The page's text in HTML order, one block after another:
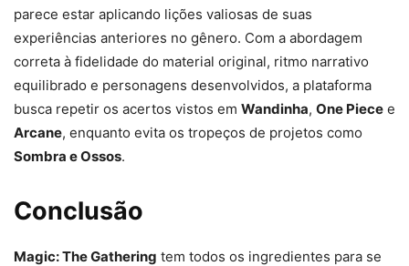
parece estar aplicando lições valiosas de suas
experiências anteriores no gênero. Com a abordagem
correta à fidelidade do material original, ritmo narrativo
equilibrado e personagens desenvolvidos, a plataforma
busca repetir os acertos vistos em Wandinha, One Piece e
Arcane, enquanto evita os tropeços de projetos como
Sombra e Ossos.
Conclusão
Magic: The Gathering tem todos os ingredientes para se